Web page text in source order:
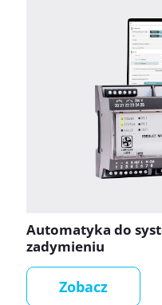
Automatyka do
zadymieniu
Zobacz